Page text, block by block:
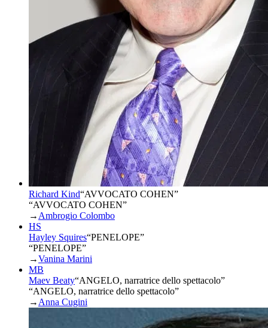
Richard Kind“AVVOCATO COHEN”
“AVVOCATO COHEN”
→ Ambrogio Colombo
HS
Hayley Squires“PENELOPE”
“PENELOPE”
→Vanina Marini
MB
Maev Beaty“ANGELO, narratrice dello spettacolo”
“ANGELO, narratrice dello spettacolo”
→ Anna Cugini